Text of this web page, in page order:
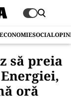
ECONOMIESOCIAL
să preia
oră